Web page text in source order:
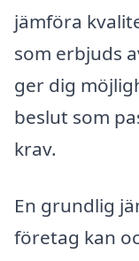
jämföra
som erbjuds
ger dig
beslut som
krav.
En grundlig
företag kan